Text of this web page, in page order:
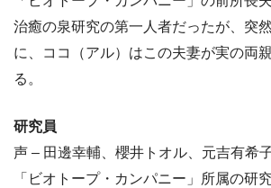
治癒の泉研究の第一人者だったが、突
に、ココ（アル）はこの夫妻が実の両
る。
研究員
声 – 田邊幸輔、櫻井トオル、元吉有希
「ビオトープ・カンパニー」所属の研